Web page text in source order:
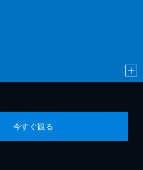
今すぐ観る